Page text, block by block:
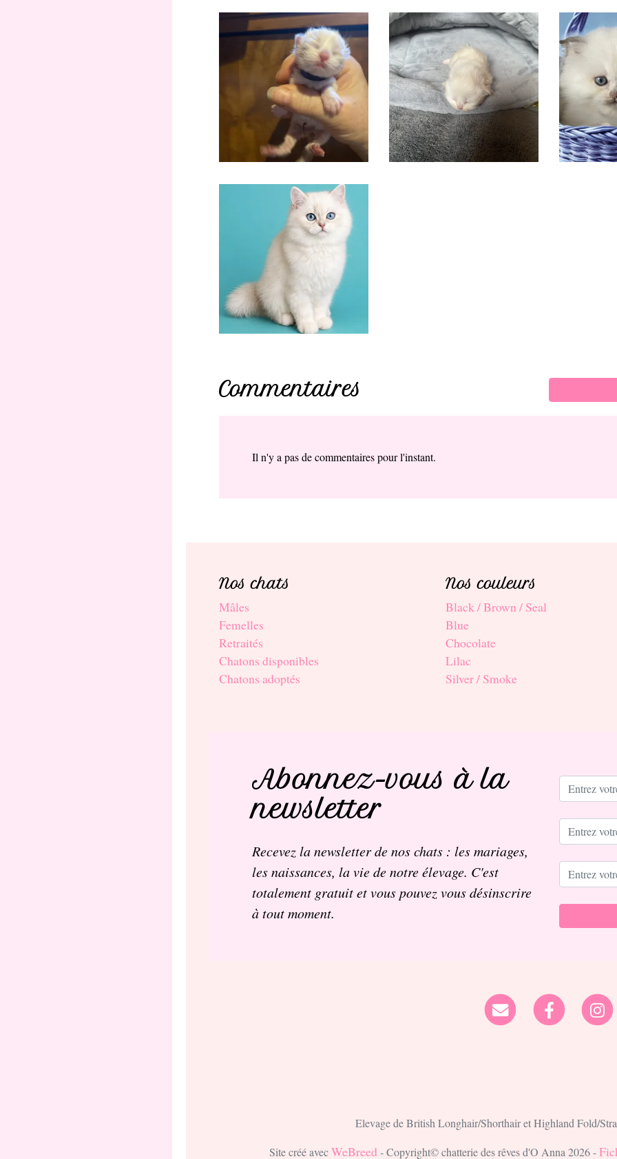
Commentaires
Il n'y a pas de commentaires pour l'instant.
Nos chats
Mâles
Femelles
Retraités
Chatons disponibles
Chatons adoptés
Nos couleurs
Black / Brown / Seal
Blue
Chocolate
Lilac
Silver / Smoke
Abonnez-vous à la
newsletter
Recevez la newsletter de nos chats : les mariages,
les naissances, la vie de notre élevage. C'est
totalement gratuit et vous pouvez vous désinscrire
à tout moment.
Elevage de British Longhair/Shorthair et Highland Fold/
Site créé avecWeBreed - Copyright© chatterie des rêves d'O Anna 2026 -